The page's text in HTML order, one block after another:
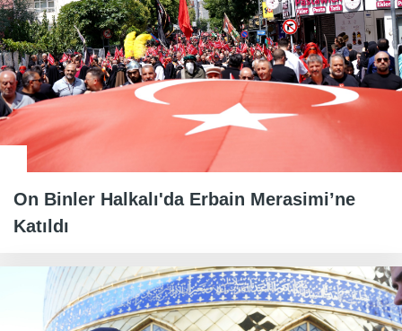
On Binler Halkalı'da Erbain Merasimi’ne
Katıldı